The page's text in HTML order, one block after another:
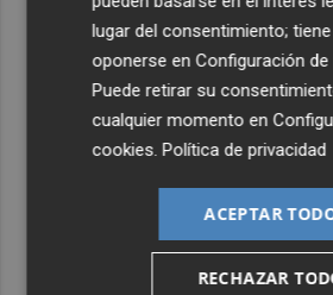
lugar del consentimiento;
oponerse enConfiguración de
Puede retirar su
cualquier momento en
cookies .Política de privacidad
ACEPTAR
RECHAZAR